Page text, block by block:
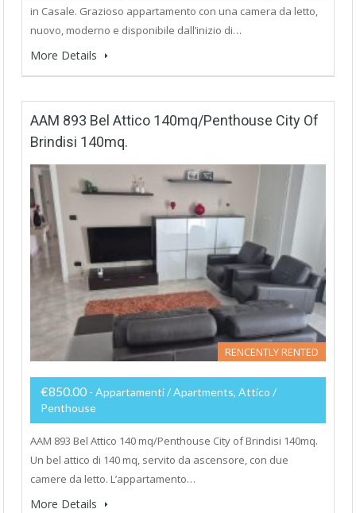
in Casale. Grazioso appartamento con una camera da letto,
nuovo, moderno e disponibile dall’inizio di…
More Details
AAM 893 Bel Attico 140mq/Penthouse City Of
Brindisi 140mq.
RENCENTLY RENTED
€850.00 - Appartamenti / Apartments, Attico /
Penthouse
AAM 893 Bel Attico 140 mq/Penthouse City of Brindisi 140mq.
Un bel attico di 140 mq, servito da ascensore, con due
camere da letto. L’appartamento…
More Details